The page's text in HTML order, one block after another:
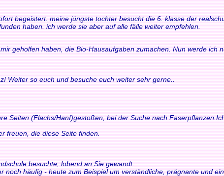
begeistert. meine jüngste tochter besucht die 6. klasse der
haben. ich werde sie aber auf alle fälle weiter empfehlen.
geholfen haben, die Bio-Hausaufgaben zumachen. Nun werde ich
Weiter so euch und besuche euch weiter sehr gerne..
Seiten (Flachs/Hanf)gestoßen, bei der Suche nach
freuen, die diese Seite finden.
besuchte, lobend an Sie gewandt.
noch häufig - heute zum Beispiel um verständliche, prägnante und